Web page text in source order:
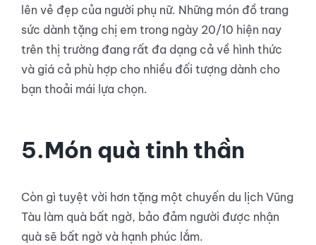
lên vẻ đẹp của người phụ nữ. Những món đồ trang
sức dành tặng chị em trong ngày 20/10 hiện nay
trên thị trường đang rất đa dạng cả về hình thức
và giá cả phù hợp cho nhiều đối tượng dành cho
bạn thoải mái lựa chọn.
5.Món quà tinh thần
Còn gì tuyệt vời hơn tặng một chuyến du lịch Vũng
Tàu làm quà bất ngờ, bảo đảm người được nhận
quà sẽ bất ngờ và hạnh phúc lắm.